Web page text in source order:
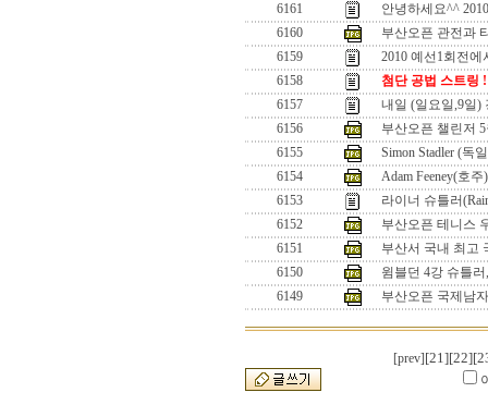
6161
안녕하세요^^
6160
부산오픈 관전과
6159
2010 예선1회전에
6158
첨단 공법 스트링 !
6157
내일 (일요일,9일)
6156
부산오픈 챌린저
6155
Simon Stadler (독
6154
Adam Feeney(호주)
6153
라이너 슈틀러
6152
부산오픈 테니스
6151
부산서 국내 최고
6150
윔블던 4강 슈틀
6149
부산오픈 국제남
[prev] [21][22]